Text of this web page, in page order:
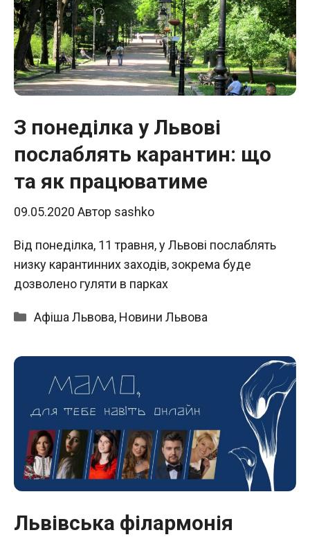
З понеділка у Львові
послаблять карантин: що
та як працюватиме
09.05.2020 Автор sashko
Від понеділка, 11 травня, у Львові послаблять
низку карантинних заходів, зокрема буде
дозволено гуляти в парках
Категорії
Афіша Львова, Новини Львова
Львівська філармонія